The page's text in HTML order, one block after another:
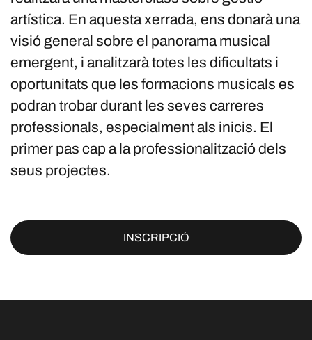
artística. En aquesta xerrada, ens donarà una
visió general sobre el panorama musical
emergent, i analitzarà totes les dificultats i
oportunitats que les formacions musicals es
podran trobar durant les seves carreres
professionals, especialment als inicis. El
primer pas cap a la professionalització dels
seus projectes.
INSCRIPCIÓ